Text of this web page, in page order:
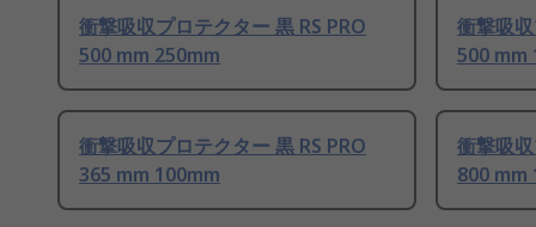
衝撃吸収プロテクター 黒 RS PRO
500 mm 250mm
衝撃吸
500 mm
衝撃吸収プロテクター 黒 RS PRO
365 mm 100mm
衝撃吸
800 mm